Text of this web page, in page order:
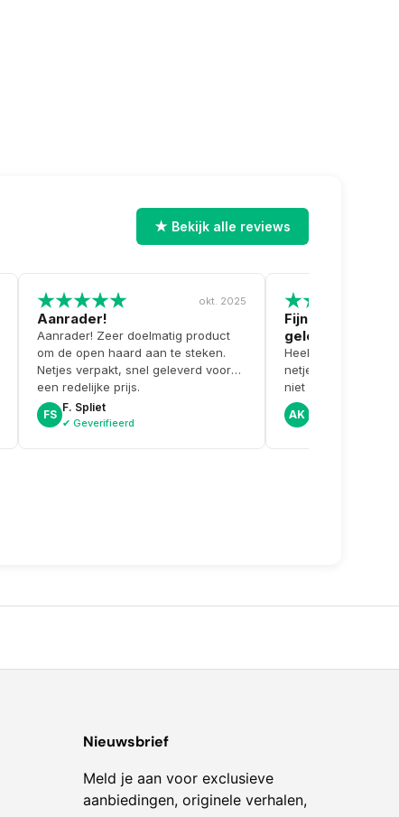
★ Bekijk alle reviews
okt. 2025
Aanrader!
Aanrader! Zeer doelmatig product
om de open haard aan te steken.
Netjes verpakt, snel geleverd voor
een redelijke prijs.
FS
F. Spliet
✔ Geverifieerd
Fijne
geleverd
Heel fijne
netjes en snel
niet op voorraad
pro-actief contact
alternatief.
AK
Nieuwsbrief
Meld je aan voor exclusieve
aanbiedingen, originele verhalen,